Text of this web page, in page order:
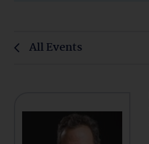
All Events